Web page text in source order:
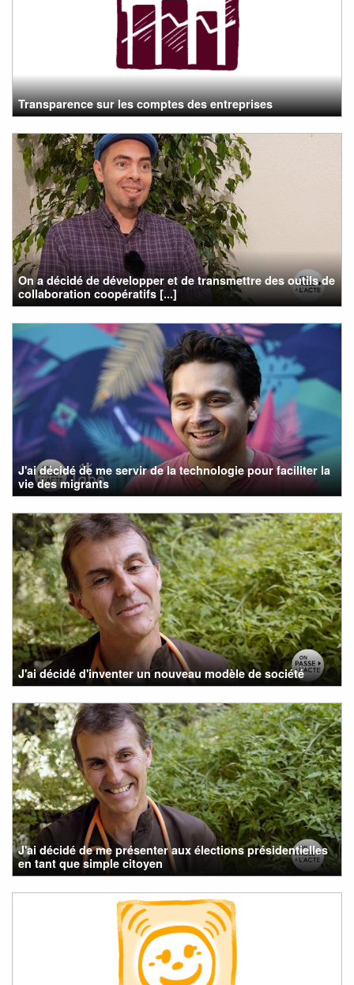
Transparence sur les comptes des entreprises
On a décidé de développer et de transmettre des outils de
collaboration coopératifs [...]
J'ai décidé de me servir de la technologie pour faciliter la
vie des migrants
J'ai décidé d'inventer un nouveau modèle de société
J'ai décidé de me présenter aux élections présidentielles
en tant que simple citoyen